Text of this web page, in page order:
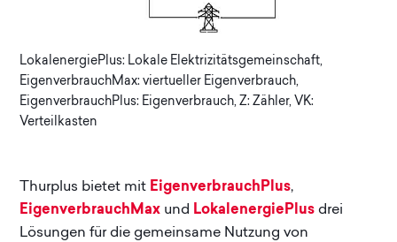
LokalenergiePlus: Lokale Elektrizitätsgemeinschaft,
EigenverbrauchMax: viertueller Eigenverbrauch,
EigenverbrauchPlus: Eigenverbrauch, Z: Zähler, VK:
Verteilkasten
Thurplus bietet mit EigenverbrauchPlus,
EigenverbrauchMax und LokalenergiePlus drei
Lösungen für die gemeinsame Nutzung von